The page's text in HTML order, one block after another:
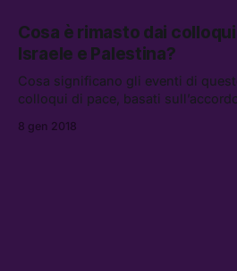
Cosa è rimasto dai
Israele e Palestina?
Cosa significano gli eventi di
colloqui di pace, basati
della Palestina?
8 gen 2018